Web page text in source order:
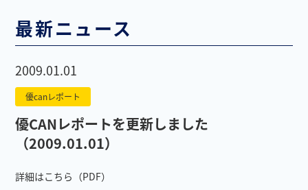
最新ニュース
2009.01.01
優canレポート
優CANレポートを更新しました
（2009.01.01）
詳細はこちら（PDF）